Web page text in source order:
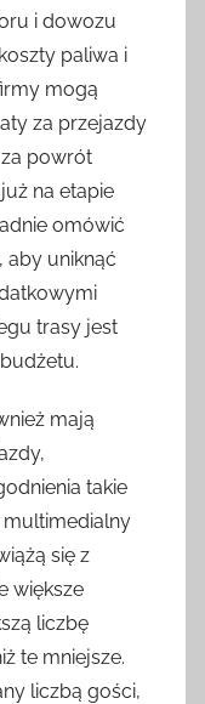
i dowozu
paliwa i
mogą
za przejazdy
powrót
na etapie
omówić
aby uniknąć
trasy jest
mają
takie
multimedialny
się z
większe
liczbę
te mniejsze.
liczbą gości,